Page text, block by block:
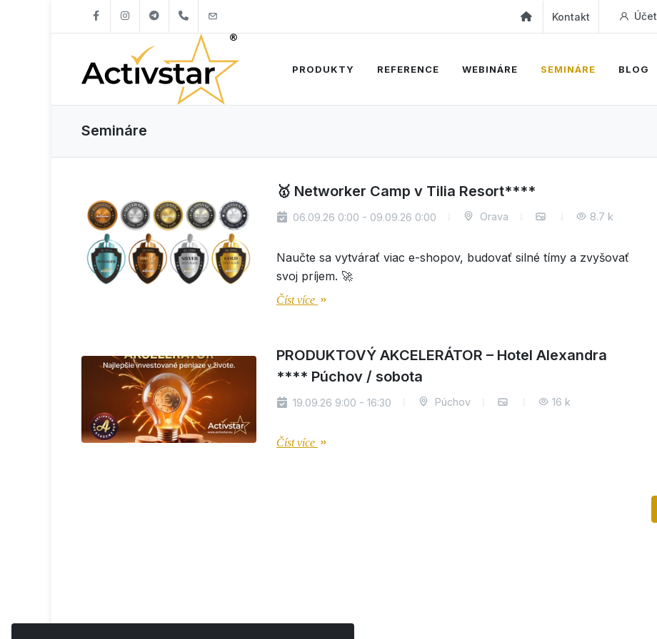
+421904262747 Kontakt Účet
PRODUKTY REFERENCE WEBINÁRE SEMINÁRE BLOG
Semináre
🥇 Networker Camp v Tilia Resort****
06.09.26 0:00 - 09.09.26 0:00 Orava 8.7 k
Naučte sa vytvárať viac e-shopov, budovať silné tímy a zvyšovať
svoj príjem. 🚀
Číst více
PRODUKTOVÝ AKCELERÁTOR – Hotel Alexandra
**** Púchov / sobota
19.09.26 9:00 - 16:30 Púchov 16 k
Číst více